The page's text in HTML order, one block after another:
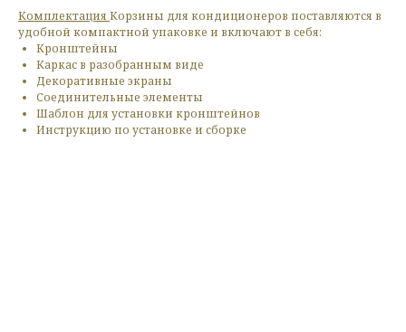
Комплектация Корзины для кондиционеров поставляются в
удобной компактной упаковке и включают в себя:
Кронштейны
Каркас в разобранным виде
Декоративные экраны
Соединительные элементы
Шаблон для установки кронштейнов
Инструкцию по установке и сборке